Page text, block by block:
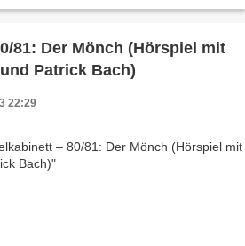
81: Der Mönch (Hörspiel mit
Patrick Bach)
22:29